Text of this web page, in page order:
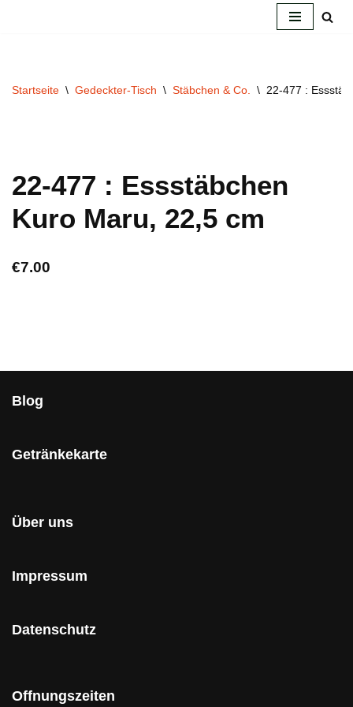
Startseite \ Gedeckter-Tisch \ Stäbchen & Co. \ 22-477 :
22-477 : Essstäbchen
Kuro Maru, 22,5 cm
€7.00
Blog
Getränkekarte
Über uns
Impressum
Datenschutz
Offnungszeiten